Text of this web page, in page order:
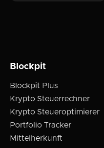
Blockpit
Blockpit Plus
Krypto Steuerrechner
Krypto Steueroptimierer
Portfolio Tracker
Mittelherkunft